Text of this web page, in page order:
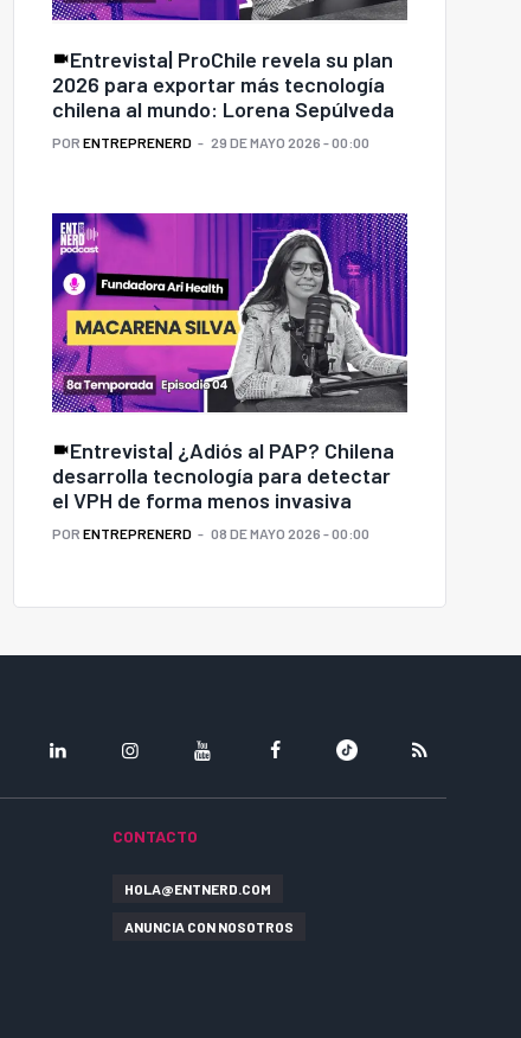
Entrevista| ProChile revela su plan
2026 para exportar más tecnología
chilena al mundo: Lorena Sepúlveda
POR ENTREPRENERD 29 DE MAYO 2026 - 00:00
Entrevista| ¿Adiós al PAP? Chilena
desarrolla tecnología para detectar
el VPH de forma menos invasiva
POR ENTREPRENERD 08 DE MAYO 2026 - 00:00
CONTACTO
HOLA@ENTNERD.COM
ANUNCIA CON NOSOTROS